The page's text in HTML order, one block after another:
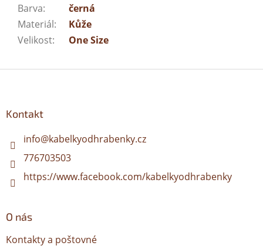
Barva:
černá
Materiál:
Kůže
Velikost: One Size
Kontakt
info@kabelkyodhrabenky.cz
776703503
https://www.facebook.com/kabelkyodhrabenky
O nás
Kontakty a poštovné